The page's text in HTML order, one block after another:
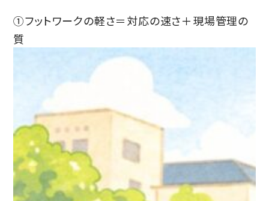
①フットワークの軽さ＝対応の速さ＋現場管理の
質